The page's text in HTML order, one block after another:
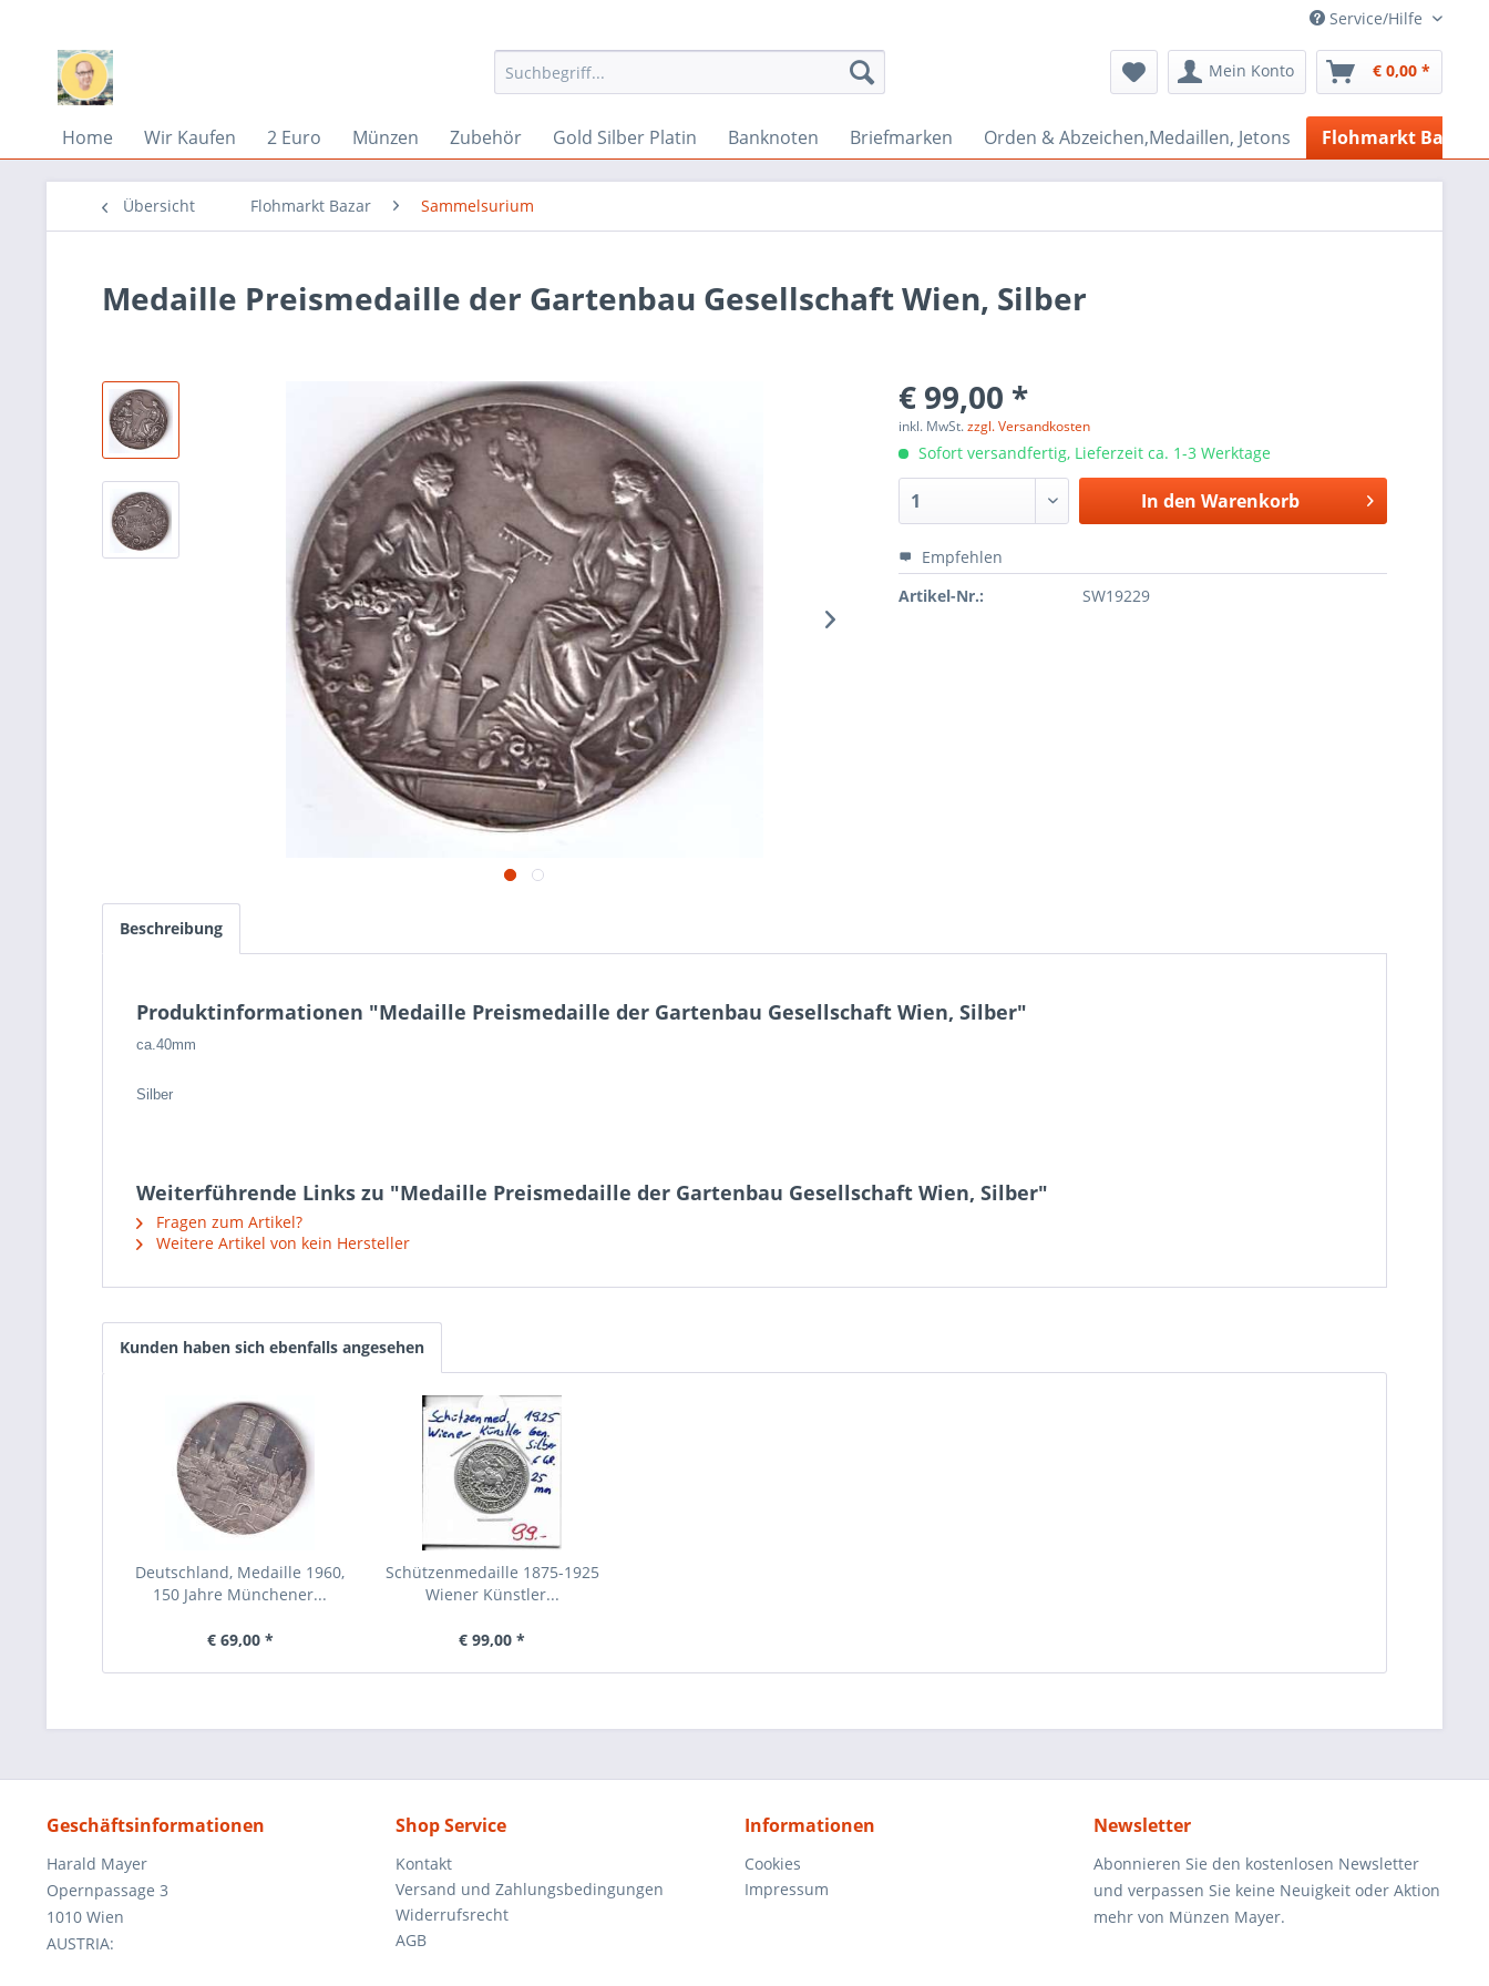
Service/Hilfe
Mein Konto € 0,00 *
Home Wir Kaufen 2 Euro Münzen Zubehör Gold Silber Platin Banknoten Briefmarken Orden & Abzeichen,Medaillen, Jetons Flohmarkt Bazar
Übersicht Flohmarkt Bazar Sammelsurium
Medaille Preismedaille der Gartenbau Gesellschaft Wien, Silber
€ 99,00 *
inkl. MwSt.zzgl. Versandkosten
Sofort versandfertig, Lieferzeit ca. 1-3 Werktage
In den Warenkorb
Empfehlen
Artikel-Nr.:
SW19229
Beschreibung
Produktinformationen "Medaille Preismedaille der Gartenbau Gesellschaft Wien, Silber"
ca.40mm
Silber
Weiterführende Links zu "Medaille Preismedaille der Gartenbau Gesellschaft Wien, Silber"
Fragen zum Artikel?
Weitere Artikel von kein Hersteller
Kunden haben sich ebenfalls angesehen
Deutschland, Medaille 1960,
150 Jahre Münchener...
€ 69,00 *
Schützenmedaille 1875-1925
Wiener Künstler...
€ 99,00 *
Geschäftsinformationen
Harald Mayer
Opernpassage 3
1010 Wien
AUSTRIA:
Shop Service
Kontakt
Versand und Zahlungsbedingungen
Widerrufsrecht
AGB
Informationen
Cookies
Impressum
Newsletter
Abonnieren Sie den kostenlosen Newsletter
und verpassen Sie keine Neuigkeit oder Aktion
mehr von Münzen Mayer.